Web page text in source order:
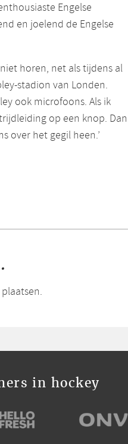
Engelse
en joelend de Engelse
horen, net als tijdens al
stadion van Londen.
ook microfoons. Als ik
op een knop. Dan
over het gegil heen.’
in hockey